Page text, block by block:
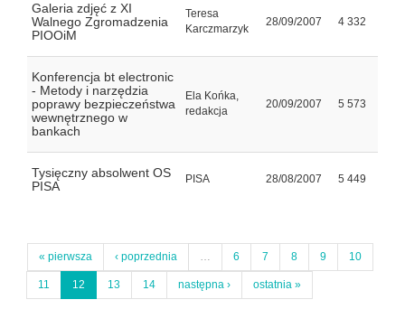
Galeria zdjęć z XI
Walnego Zgromadzenia
PIOOiM
Teresa
Karczmarzyk
28/09/2007 4 332
Konferencja bt electronic
- Metody i narzędzia
poprawy bezpieczeństwa
wewnętrznego w
bankach
Ela Końka,
redakcja
20/09/2007 5 573
Tysięczny absolwent OS
PISA
PISA 28/08/2007 5 449
« pierwsza ‹ poprzednia … 6 7 8 9 10
11 12 13 14 następna › ostatnia »